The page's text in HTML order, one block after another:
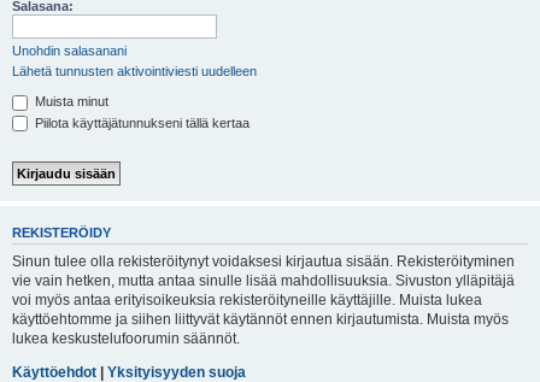
Salasana:
Unohdin salasanani
Lähetä tunnusten aktivointiviesti uudelleen
Muista minut
Piilota käyttäjätunnukseni tällä kertaa
REKISTERÖIDY
Sinun tulee olla rekisteröitynyt voidaksesi kirjautua sisään. Rekisteröityminen
vie vain hetken, mutta antaa sinulle lisää mahdollisuuksia. Sivuston ylläpitäjä
voi myös antaa erityisoikeuksia rekisteröityneille käyttäjille. Muista lukea
käyttöehtomme ja siihen liittyvät käytännöt ennen kirjautumista. Muista myös
lukea keskustelufoorumin säännöt.
Käyttöehdot | Yksityisyyden suoja